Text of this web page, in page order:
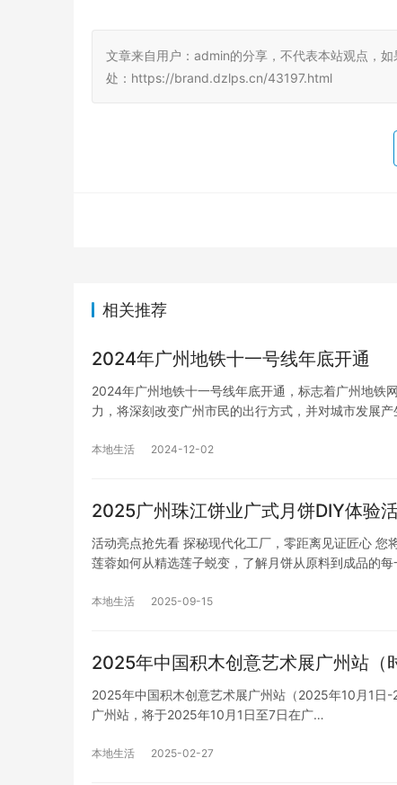
文章来自用户：admin的分享，不代表本站观点，
处：https://brand.dzlps.cn/43197.html
相关推荐
2024年广州地铁十一号线年底开通
2024年广州地铁十一号线年底开通，标志着广州地铁
力，将深刻改变广州市民的出行方式，并对城市发展
本地生活 2024-12-02
2025广州珠江饼业广式月饼DIY体验
活动亮点抢先看 探秘现代化工厂，零距离见证匠心
莲蓉如何从精选莲子蜕变，了解月饼从原料到成品的
本地生活 2025-09-15
2025年中国积木创意艺术展广州站（
2025年中国积木创意艺术展广州站（2025年10月1
广州站，将于2025年10月1日至7日在广…
本地生活 2025-02-27